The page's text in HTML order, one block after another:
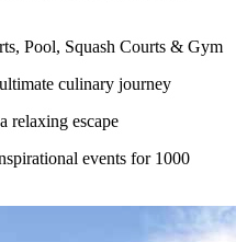
Pool, Squash Courts & Gym
culinary journey
relaxing escape
events for 1000